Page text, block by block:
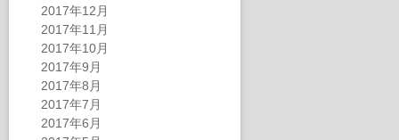
2017年12月
2017年11月
2017年10月
2017年9月
2017年8月
2017年7月
2017年6月